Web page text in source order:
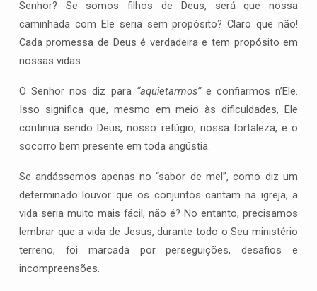
Senhor? Se somos filhos de Deus, será que nossa
caminhada com Ele seria sem propósito? Claro que não!
Cada promessa de Deus é verdadeira e tem propósito em
nossas vidas.
O Senhor nos diz para “aquietarmos”e confiarmos n’Ele.
Isso significa que, mesmo em meio às dificuldades, Ele
continua sendo Deus, nosso refúgio, nossa fortaleza, e o
socorro bem presente em toda angústia.
Se andássemos apenas no “sabor de mel”, como diz um
determinado louvor que os conjuntos cantam na igreja, a
vida seria muito mais fácil, não é? No entanto, precisamos
lembrar que a vida de Jesus, durante todo o Seu ministério
terreno, foi marcada por perseguições, desafios e
incompreensões.